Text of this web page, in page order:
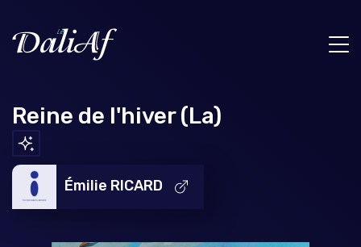
Reine de l'hiver (La)
Émilie RICARD